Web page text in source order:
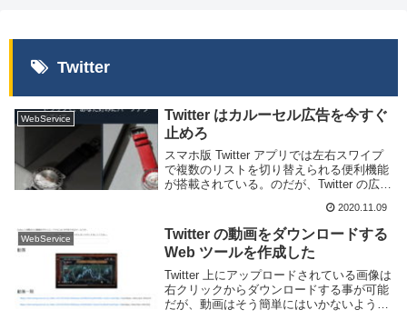
Twitter
WebService
Twitter はカルーセル広告を今すぐ
止めろ
スマホ版 Twitter アプリでは左右スワイプ
で複数のリストを切り替えられる便利機能
が搭載されている。のだが、Twitter の広告
せいで左右スワイプの操作が広告に取ら
れ、リストを切り替えられない現象...
2020.11.09
WebService
Twitter の動画をダウンロードする
Web ツールを作成した
Twitter 上にアップロードされている画像は
右クリックからダウンロードする事が可能
だが、動画はそう簡単にはいかないよう